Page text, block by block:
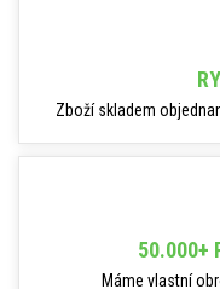
Zboží skladem
50.000+
Máme vlastní